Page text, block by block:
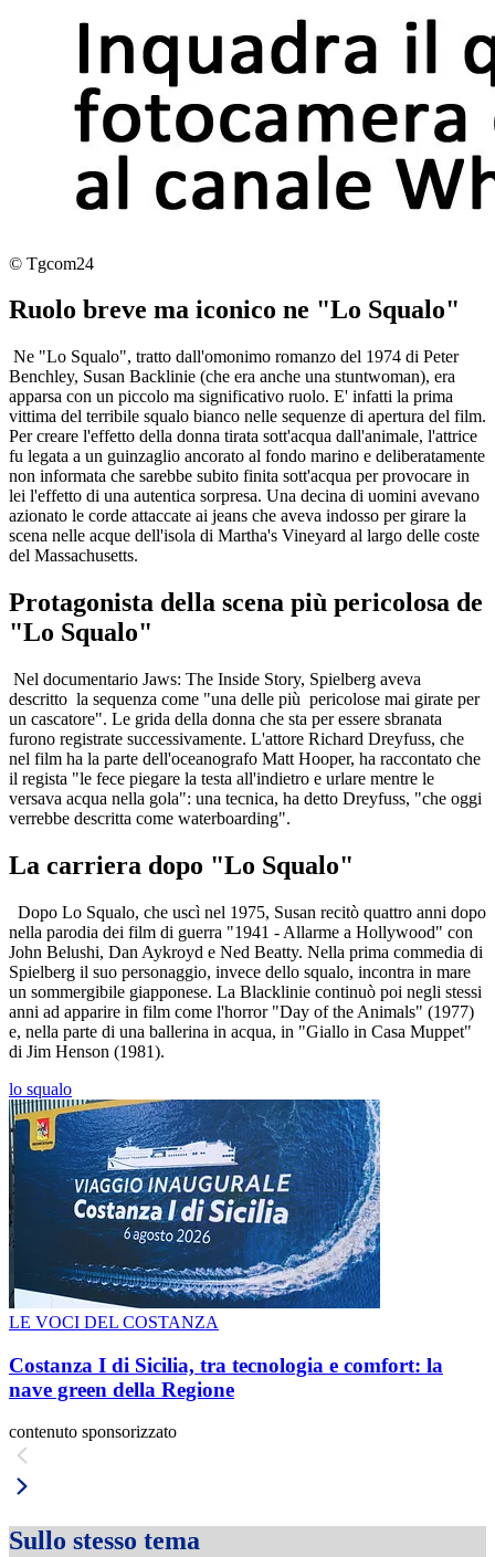
© Tgcom24
Ruolo breve ma iconico ne "Lo Squalo"
Ne "Lo Squalo", tratto dall'omonimo romanzo del 1974 di Peter
Benchley, Susan Backlinie (che era anche una stuntwoman), era
apparsa con un piccolo ma significativo ruolo. E' infatti la prima
vittima del terribile squalo bianco nelle sequenze di apertura del film.
Per creare l'effetto della donna tirata sott'acqua dall'animale, l'attrice
fu legata a un guinzaglio ancorato al fondo marino e deliberatamente
non informata che sarebbe subito finita sott'acqua per provocare in
lei l'effetto di una autentica sorpresa. Una decina di uomini avevano
azionato le corde attaccate ai jeans che aveva indosso per girare la
scena nelle acque dell'isola di Martha's Vineyard al largo delle coste
del Massachusetts.
Protagonista della scena più pericolosa de
"Lo Squalo"
Nel documentario Jaws: The Inside Story, Spielberg aveva
descritto la sequenza come "una delle più pericolose mai girate per
un cascatore". Le grida della donna che sta per essere sbranata
furono registrate successivamente. L'attore Richard Dreyfuss, che
nel film ha la parte dell'oceanografo Matt Hooper, ha raccontato che
il regista "le fece piegare la testa all'indietro e urlare mentre le
versava acqua nella gola": una tecnica, ha detto Dreyfuss, "che oggi
verrebbe descritta come waterboarding".
La carriera dopo "Lo Squalo"
Dopo Lo Squalo, che uscì nel 1975, Susan recitò quattro anni dopo
nella parodia dei film di guerra "1941 - Allarme a Hollywood" con
John Belushi, Dan Aykroyd e Ned Beatty. Nella prima commedia di
Spielberg il suo personaggio, invece dello squalo, incontra in mare
un sommergibile giapponese. La Blacklinie continuò poi negli stessi
anni ad apparire in film come l'horror "Day of the Animals" (1977)
e, nella parte di una ballerina in acqua, in "Giallo in Casa Muppet"
di Jim Henson (1981).
lo squalo
LE VOCI DEL COSTANZA
Costanza I di Sicilia, tra tecnologia e comfort: la
nave green della Regione
contenuto sponsorizzato
Sullo stesso tema